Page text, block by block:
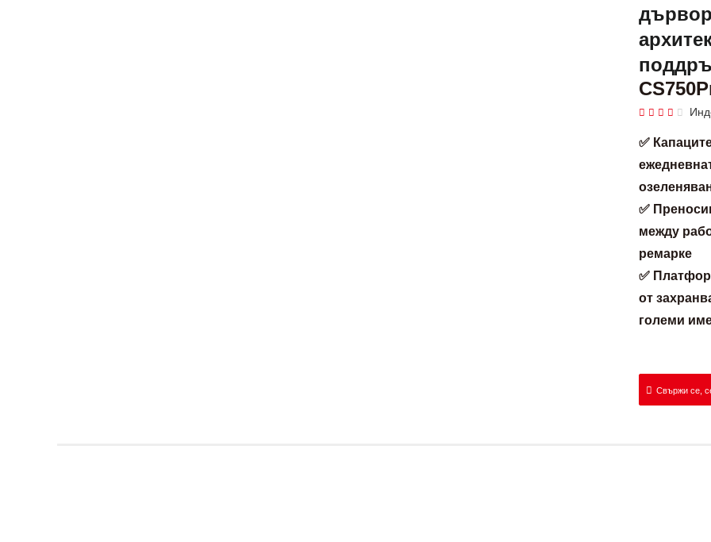
✅
✅
между
ремарке
✅
от
големи
Свържи се,